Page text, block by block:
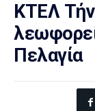
ΚΤΕΛ
Πελαγία